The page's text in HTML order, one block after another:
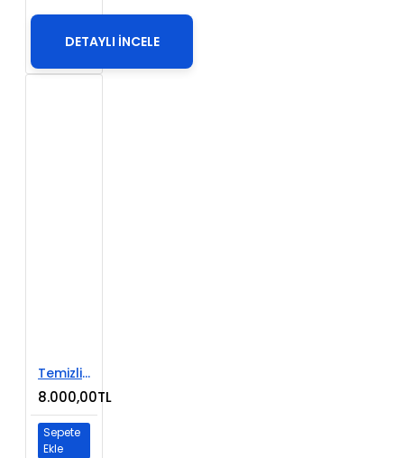
DETAYLI İNCELE
Temizlik Ürünleri E-Ticaret Web Sitesi
8.000,00TL
Sepete
Ekle